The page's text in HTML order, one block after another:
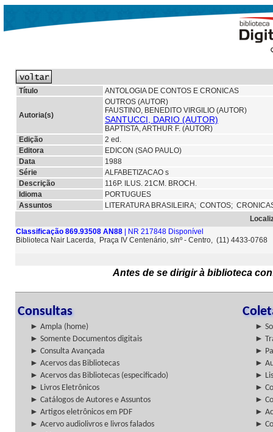
Título ANTOLOGIA DE CONTOS E CRONICAS
Autoria(s)
OUTROS (AUTOR)
FAUSTINO, BENEDITO VIRGILIO (AUTOR)
SANTUCCI, DARIO (AUTOR)
BAPTISTA, ARTHUR F. (AUTOR)
Edição
2 ed.
Editora
EDICON (SAO PAULO)
Data
1988
Série
ALFABETIZACAO s
Descrição
116P. ILUS. 21CM. BROCH.
Idioma
PORTUGUES
Assuntos
LITERATURA BRASILEIRA; CONTOS;
Classificação 869.93508 AN88 | NR 217848 Disponível
Biblioteca Nair Lacerda, Praça IV Centenário, s/nº - Centro, (11) 4433-0768
Antes de se dirigir à biblioteca
Consultas
► Ampla (home)
►
► Somente Documentos digitais
►
► Consulta Avançada
►
► Acervos das Bibliotecas
►
► Acervos das Bibliotecas (especificado)
►
► Livros Eletrônicos
►
► Catálogos de Autores e Assuntos
►
► Artigos eletrônicos em PDF
►
► Acervo audiolivros e livros falados
►